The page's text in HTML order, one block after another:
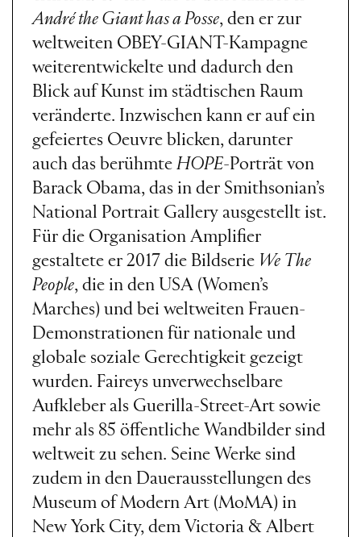
André the Giant has a Posse, den er zur
weltweiten OBEY-GIANT-Kampagne
weiterentwickelte und dadurch den
Blick auf Kunst im städtischen Raum
veränderte. Inzwischen kann er auf ein
gefeiertes Oeuvre blicken, darunter
auch das berühmte HOPE-Porträt von
Barack Obama, das in der Smithsonian’s
National Portrait Gallery ausgestellt ist.
Für die Organisation Amplifier
gestaltete er 2017 die Bildserie We The
People, die in den USA (Women’s
Marches) und bei weltweiten Frauen-
Demonstrationen für nationale und
globale soziale Gerechtigkeit gezeigt
wurden. Faireys unverwechselbare
Aufkleber als Guerilla-Street-Art sowie
mehr als 85 öffentliche Wandbilder sind
weltweit zu sehen. Seine Werke sind
zudem in den Dauerausstellungen des
Museum of Modern Art (MoMA) in
New York City, dem Victoria & Albert